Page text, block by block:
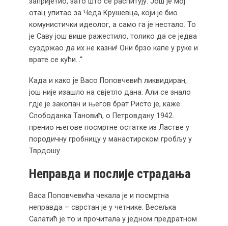
отац упитао за Чеда Крушевца, који је био
комунистички идеолог, а само га је нестало. То
је Саву још више ражестило, толико да се једва
суздржао да их не казни! Они брзо капе у руке и
врате се кући…“
Када и како је Васо Поповчевић ликвидиран,
још није изашло на свјетло дана. Али се знало
гдје је закопан и његов брат Ристо је, каже
Слободанка Тановић, о Петровдану 1942.
пренио његове посмртне остатке из Ластве у
породичну гробницу у манастирском гробљу у
Тврдошу.
Неправда и послије страдања
Васа Поповчевића чекала је и посмртна
неправда – сврстан је у четнике. Весељка
Салатић је то и прочитала у једном предратном